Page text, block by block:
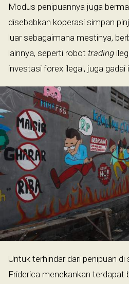
Modus penipuannya juga
disebabkan koperasi simpan
luar sebagaimana mestinya,
lainnya, seperti robot trading
investasi forex ilegal, juga gadai
Untuk terhindar dari penipuan
Friderica menekankan terdapat